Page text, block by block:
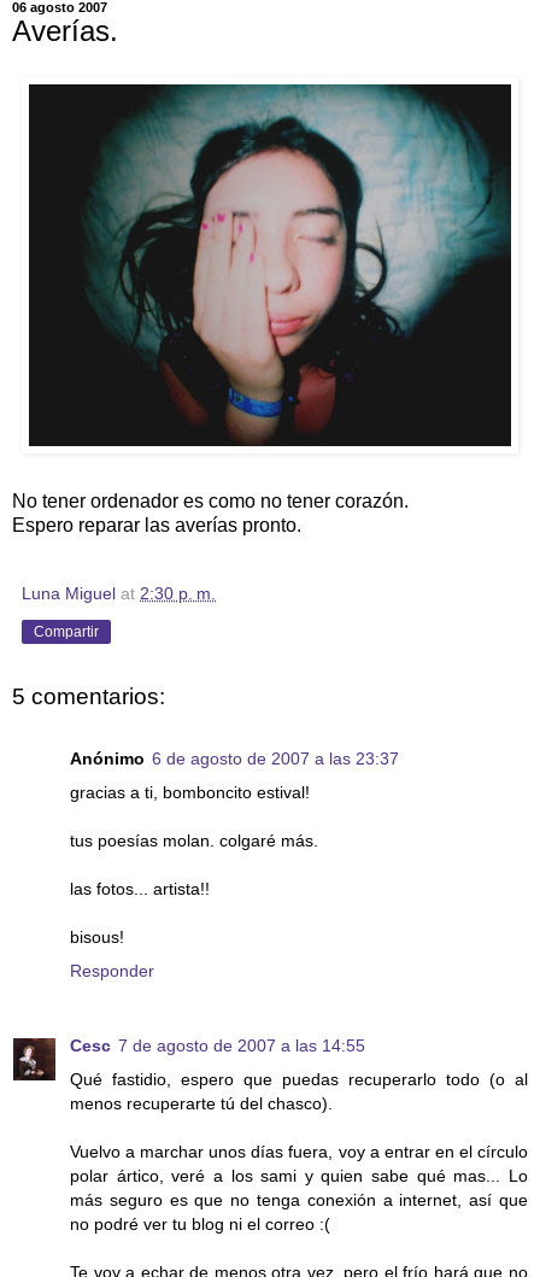
06 agosto 2007
Averías.
No tener ordenador es como no tener corazón.
Espero reparar las averías pronto.
Luna Miguel at 2:30 p. m.
Compartir
5 comentarios:
Anónimo 6 de agosto de 2007 a las 23:37
gracias a ti, bomboncito estival!
tus poesías molan. colgaré más.
las fotos... artista!!
bisous!
Responder
Cesc 7 de agosto de 2007 a las 14:55
Qué fastidio, espero que puedas recuperarlo todo (o al
menos recuperarte tú del chasco).
Vuelvo a marchar unos días fuera, voy a entrar en el círculo
polar ártico, veré a los sami y quien sabe qué mas... Lo
más seguro es que no tenga conexión a internet, así que
no podré ver tu blog ni el correo :(
Te voy a echar de menos otra vez, pero el frío hará que no